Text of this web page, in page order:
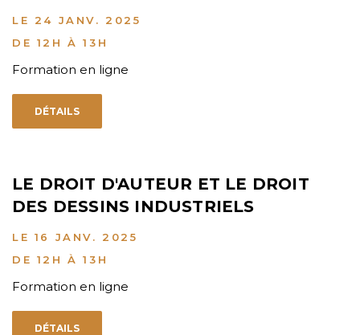
LE 24 JANV. 2025
DE 12H À 13H
Formation en ligne
DÉTAILS
LE DROIT D'AUTEUR ET LE DROIT
DES DESSINS INDUSTRIELS
LE 16 JANV. 2025
DE 12H À 13H
Formation en ligne
DÉTAILS